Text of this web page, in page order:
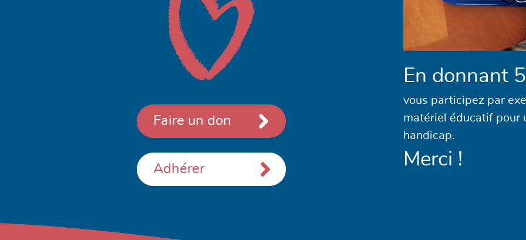
Faire un don
Adhérer
En donnant
vous participez par
matériel éducatif pour
handicap.
Merci !